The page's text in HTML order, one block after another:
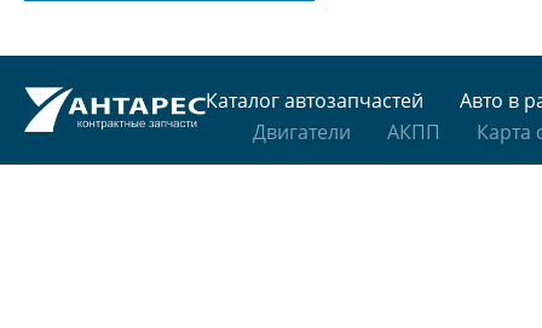
Каталог автозапчастей
Авто в
Двигатели
АКПП Карта